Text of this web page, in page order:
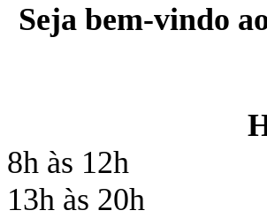
Seja bem-vindo
8h às 12h
13h às 20h